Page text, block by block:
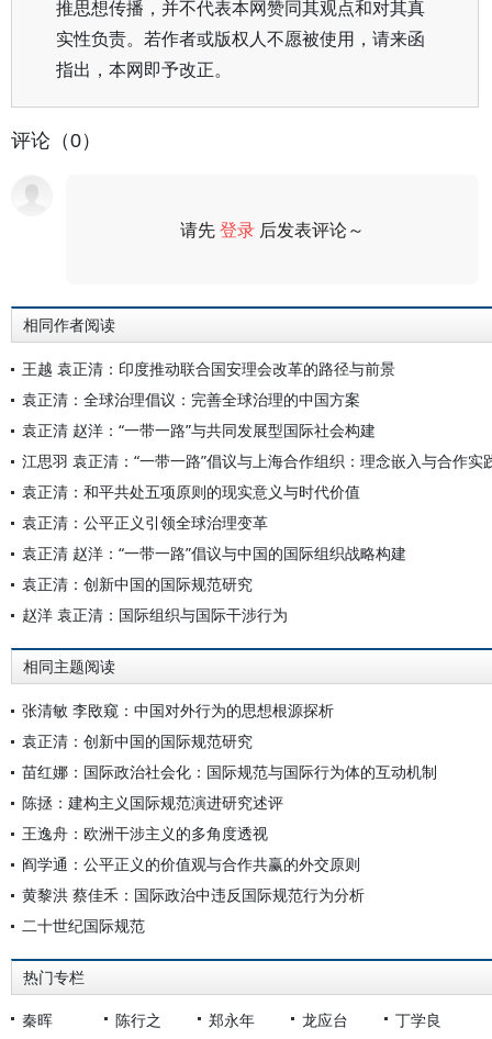
推思想传播，并不代表本网赞同其观点和对其真
实性负责。若作者或版权人不愿被使用，请来函
指出，本网即予改正。
评论（0）
请先登录 后发表评论～
相同作者阅读
王越 袁正清：印度推动联合国安理会改革的路径与前景
袁正清：全球治理倡议：完善全球治理的中国方案
袁正清 赵洋：“一带一路”与共同发展型国际社会构建
江思羽 袁正清：“一带一路”倡议与上海合作组织：理念嵌入与合作实
袁正清：和平共处五项原则的现实意义与时代价值
袁正清：公平正义引领全球治理变革
袁正清 赵洋：“一带一路”倡议与中国的国际组织战略构建
袁正清：创新中国的国际规范研究
赵洋 袁正清：国际组织与国际干涉行为
相同主题阅读
张清敏 李敃窥：中国对外行为的思想根源探析
袁正清：创新中国的国际规范研究
苗红娜：国际政治社会化：国际规范与国际行为体的互动机制
陈拯：建构主义国际规范演进研究述评
王逸舟：欧洲干涉主义的多角度透视
阎学通：公平正义的价值观与合作共赢的外交原则
黄黎洪 蔡佳禾：国际政治中违反国际规范行为分析
二十世纪国际规范
热门专栏
秦晖 陈行之 郑永年 龙应台
丁学良